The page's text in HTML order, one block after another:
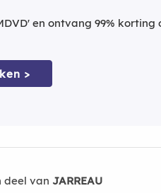
en ontvang 99% korting
>
deel van JARREAU